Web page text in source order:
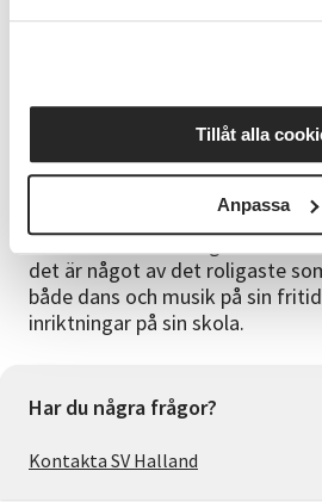
Tillåt alla
Anpassa
Denna kurs har plats för 12
Om kursledaren
Tyra och Ester är två tjejer som
De har dansat så länge de kan
det är något av det roligaste
både dans och musik på sin
inriktningar på sin skola.
Har du några frågor?
Kontakta SV Halland